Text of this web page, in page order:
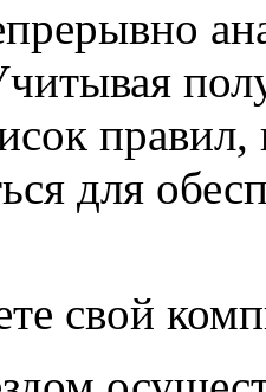
правил,
для
свой